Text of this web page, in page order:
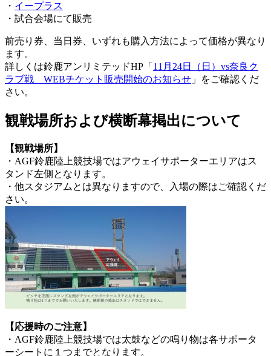
・ イープラス
・試合会場にて販売
前売り券、当日券、いずれも購入方法によって価格が異なり
ます。
詳しくは鈴鹿アンリミテッドHP「 11月24日（日）vs奈良ク
ラブ戦 WEBチケット販売開始のお知らせ 」をご確認くだ
さい。
観戦場所および横断幕掲出について
【観戦場所】
・AGF鈴鹿陸上競技場ではアウェイサポーターエリアはス
タンド左側となります。
・他スタジアムとは異なりますので、入場の際はご確認くだ
さい。
【応援時のご注意】
・AGF鈴鹿陸上競技場では太鼓などの鳴り物は各サポータ
ーシートに１つまでとなります。